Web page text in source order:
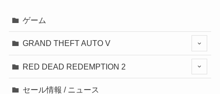
ゲーム
GRAND THEFT AUTO V
RED DEAD REDEMPTION 2
セール情報 / ニュース